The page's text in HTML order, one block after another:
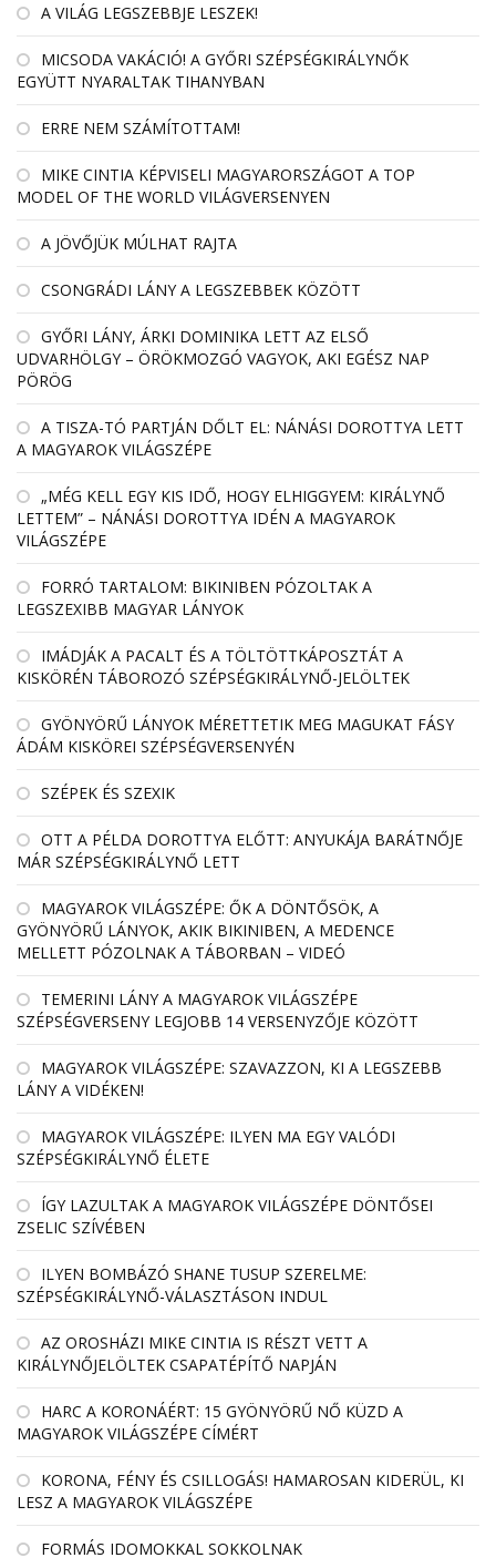
A VILÁG LEGSZEBBJE LESZEK!
MICSODA VAKÁCIÓ! A GYŐRI SZÉPSÉGKIRÁLYNŐK
EGYÜTT NYARALTAK TIHANYBAN
ERRE NEM SZÁMÍTOTTAM!
MIKE CINTIA KÉPVISELI MAGYARORSZÁGOT A TOP
MODEL OF THE WORLD VILÁGVERSENYEN
A JÖVŐJÜK MÚLHAT RAJTA
CSONGRÁDI LÁNY A LEGSZEBBEK KÖZÖTT
GYŐRI LÁNY, ÁRKI DOMINIKA LETT AZ ELSŐ
UDVARHÖLGY – ÖRÖKMOZGÓ VAGYOK, AKI EGÉSZ NAP
PÖRÖG
A TISZA-TÓ PARTJÁN DŐLT EL: NÁNÁSI DOROTTYA LETT
A MAGYAROK VILÁGSZÉPE
„MÉG KELL EGY KIS IDŐ, HOGY ELHIGGYEM: KIRÁLYNŐ
LETTEM” – NÁNÁSI DOROTTYA IDÉN A MAGYAROK
VILÁGSZÉPE
FORRÓ TARTALOM: BIKINIBEN PÓZOLTAK A
LEGSZEXIBB MAGYAR LÁNYOK
IMÁDJÁK A PACALT ÉS A TÖLTÖTTKÁPOSZTÁT A
KISKÖRÉN TÁBOROZÓ SZÉPSÉGKIRÁLYNŐ-JELÖLTEK
GYÖNYÖRŰ LÁNYOK MÉRETTETIK MEG MAGUKAT FÁSY
ÁDÁM KISKÖREI SZÉPSÉGVERSENYÉN
SZÉPEK ÉS SZEXIK
OTT A PÉLDA DOROTTYA ELŐTT: ANYUKÁJA BARÁTNŐJE
MÁR SZÉPSÉGKIRÁLYNŐ LETT
MAGYAROK VILÁGSZÉPE: ŐK A DÖNTŐSÖK, A
GYÖNYÖRŰ LÁNYOK, AKIK BIKINIBEN, A MEDENCE
MELLETT PÓZOLNAK A TÁBORBAN – VIDEÓ
TEMERINI LÁNY A MAGYAROK VILÁGSZÉPE
SZÉPSÉGVERSENY LEGJOBB 14 VERSENYZŐJE KÖZÖTT
MAGYAROK VILÁGSZÉPE: SZAVAZZON, KI A LEGSZEBB
LÁNY A VIDÉKEN!
MAGYAROK VILÁGSZÉPE: ILYEN MA EGY VALÓDI
SZÉPSÉGKIRÁLYNŐ ÉLETE
ÍGY LAZULTAK A MAGYAROK VILÁGSZÉPE DÖNTŐSEI
ZSELIC SZÍVÉBEN
ILYEN BOMBÁZÓ SHANE TUSUP SZERELME:
SZÉPSÉGKIRÁLYNŐ-VÁLASZTÁSON INDUL
AZ OROSHÁZI MIKE CINTIA IS RÉSZT VETT A
KIRÁLYNŐJELÖLTEK CSAPATÉPÍTŐ NAPJÁN
HARC A KORONÁÉRT: 15 GYÖNYÖRŰ NŐ KÜZD A
MAGYAROK VILÁGSZÉPE CÍMÉRT
KORONA, FÉNY ÉS CSILLOGÁS! HAMAROSAN KIDERÜL, KI
LESZ A MAGYAROK VILÁGSZÉPE
FORMÁS IDOMOKKAL SOKKOLNAK